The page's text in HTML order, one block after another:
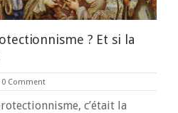
? Et si la
0 Comment
c’était la